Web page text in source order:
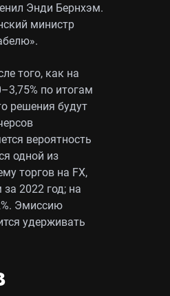
Энди Бернхэм.
министр
того, как на
по итогам
решения будут
вероятность
одной из
торгов на FX,
2022 год; на
Эмиссию
удерживать